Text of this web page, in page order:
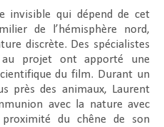
invisible qui dépend de cet
de l’hémisphère nord,
discrète. Des spécialistes
au projet ont apporté une
du film. Durant un
près des animaux, Laurent
avec la nature avec
du chêne de son